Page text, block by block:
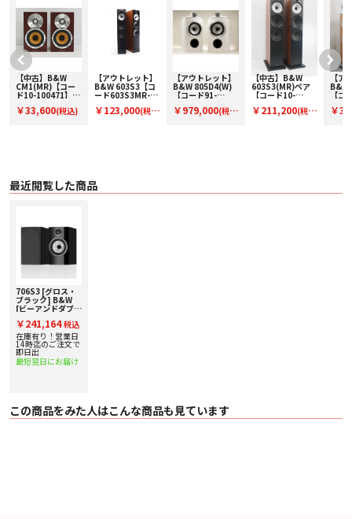
・ 2次および3次高調波（90dB、軸上 1m）
・ 1%未満（100Hz - 22kHz）
・ 0.5%未満（150Hz - 20kHz）
〇 公称インピーダンス 8Ω（最小 3.7Ω）
〇 推奨アンプ出力 30W - 120W（8Ω、クリップしていない音源で）
〇 最大推奨ケーブルインピーダンス 0.1Ω
〇 外形寸法
・ 高さ：345 mm（キャビネットのみ）
・ 幅：192 mm（キャビネットのみ）
・ 奥行：297 mm（キャビネットのみ）/ 334 mm（グリルおよび端子を含
む）
・ 368,280円（1組）グロス・ブラック
・ 352,000円（1組）サテン・ホワイト、モカ、ローズナット
【中古】B&W
CM1(MR)【コー
ド10-100471】ブ
ーカー(ペア)
￥33,600(税込)
【アウトレット】
B&W 603S3【コ
ード603S3MR-
ーカー(ペアのみ)
￥123,000(税
【アウトレット】
B&W 805D4(W)
【コード91-
シェルフスピーカ
￥979,000(税
【中古】B&W
603S3(MR)ペア
【コード10-
型スピーカー(ペ
￥211,200(税
【ア
B&W
【コ
型ス
￥
最近閲覧した商品
706S3 [グロス・
ブラック] B&W
[ビーアンドダブリ
フスピーカー [ペ
ア] 下取り査定額
20%アップ実施
中！
￥241,164税込
在庫有り！営業日
14時迄のご注文で
即日出
最短翌日にお届け
この商品をみた人はこんな商品も見ています